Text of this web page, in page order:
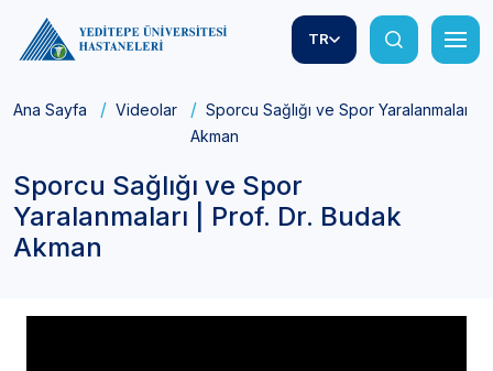
TR
Ana Sayfa Videolar
Sporcu Sağlığı ve Spor Yaralanmaları |
Akman
Sporcu Sağlığı ve Spor
Yaralanmaları | Prof. Dr. Budak
Akman